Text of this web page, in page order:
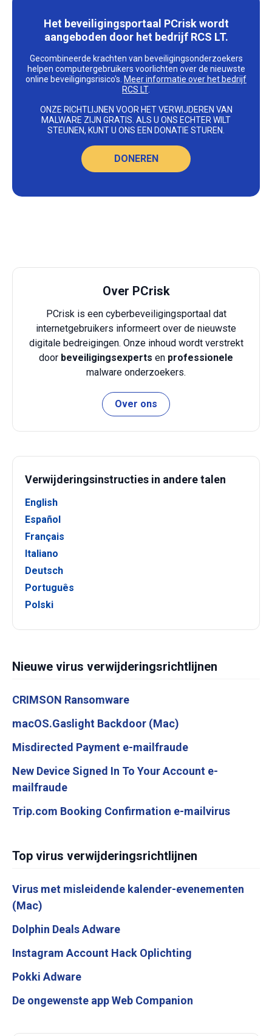
Het beveiligingsportaal PCrisk wordt
aangeboden door het bedrijf RCS LT.
Gecombineerde krachten van beveiligingsonderzoekers
helpen computergebruikers voorlichten over de nieuwste
online beveiligingsrisico's. Meer informatie over het bedrijf
RCS LT.
ONZE RICHTLIJNEN VOOR HET VERWIJDEREN VAN
MALWARE ZIJN GRATIS. ALS U ONS ECHTER WILT
STEUNEN, KUNT U ONS EEN DONATIE STUREN.
DONEREN
Over PCrisk
PCrisk is een cyberbeveiligingsportaal dat
internetgebruikers informeert over de nieuwste
digitale bedreigingen. Onze inhoud wordt verstrekt
door beveiligingsexperts en professionele
malware onderzoekers.
Over ons
Verwijderingsinstructies in andere talen
English
Español
Français
Italiano
Deutsch
Português
Polski
Nieuwe virus verwijderingsrichtlijnen
CRIMSON Ransomware
macOS.Gaslight Backdoor (Mac)
Misdirected Payment e-mailfraude
New Device Signed In To Your Account e-
mailfraude
Trip.com Booking Confirmation e-mailvirus
Top virus verwijderingsrichtlijnen
Virus met misleidende kalender-evenementen
(Mac)
Dolphin Deals Adware
Instagram Account Hack Oplichting
Pokki Adware
De ongewenste app Web Companion